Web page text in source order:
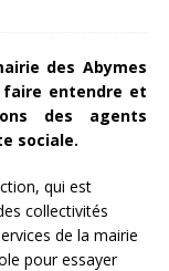
des Abymes
faire entendre et
des agents
sociale.
qui est
collectivités
de la mairie
pour essayer